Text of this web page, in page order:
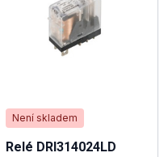
Není skladem
Relé DRI314024LD